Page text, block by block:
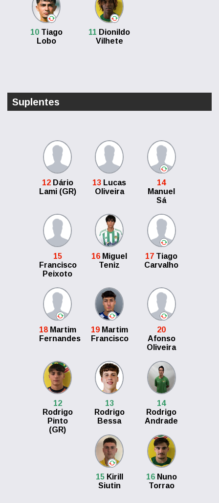
10Tiago
Lobo
11 Dionildo
Vilhete
Suplentes
12Dário
Lami (GR)
13 Lucas
Oliveira
14
Manuel
Sá
15
Francisco
Peixoto
16 Miguel
Teniz
17 Tiago
Carvalho
18Martim
Fernandes
19Martim
Francisco
20
Afonso
Oliveira
12
Rodrigo
Pinto
(GR)
13
Rodrigo
Bessa
14
Rodrigo
Andrade
15Kirill
Siutin
16Nuno
Torrao